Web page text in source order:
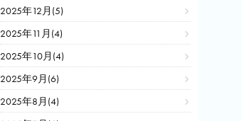
2025年12月(5)
2025年11月(4)
2025年10月(4)
2025年9月(6)
2025年8月(4)